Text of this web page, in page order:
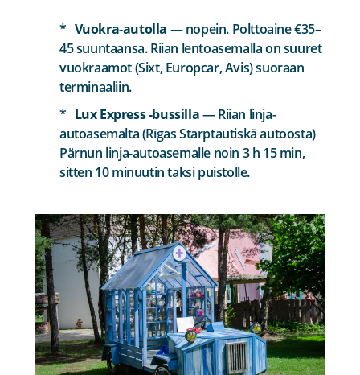
Vuokra-autolla — nopein. Polttoaine €35–
45 suuntaansa. Riian lentoasemalla on suuret
vuokraamot (Sixt, Europcar, Avis) suoraan
terminaaliin.
Lux Express -bussilla— Riian linja-
autoasemalta (Rīgas Starptautiskā autoosta)
Pärnun linja-autoasemalle noin 3 h 15 min,
sitten 10 minuutin taksi puistolle.